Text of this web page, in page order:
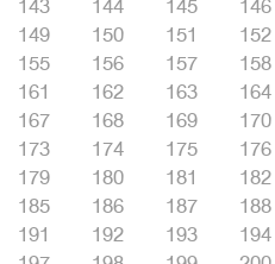
149
150 151 152
155
156 157 158
161
162 163 164
167
168 169 170
173
174 175 176
179
180 181 182
185
186 187 188
191
192 193 194